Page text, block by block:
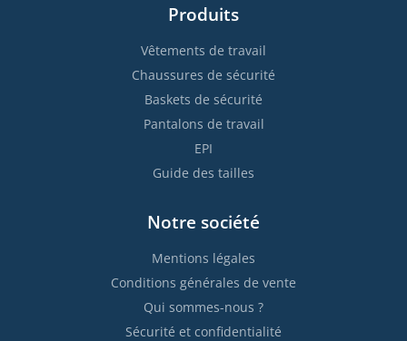
Produits
Vêtements de travail
Chaussures de sécurité
Baskets de sécurité
Pantalons de travail
EPI
Guide des tailles
Notre société
Mentions légales
Conditions générales de vente
Qui sommes-nous ?
Sécurité et confidentialité